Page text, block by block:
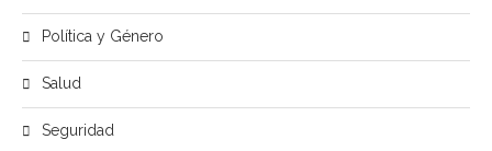
Política y Género
Salud
Seguridad